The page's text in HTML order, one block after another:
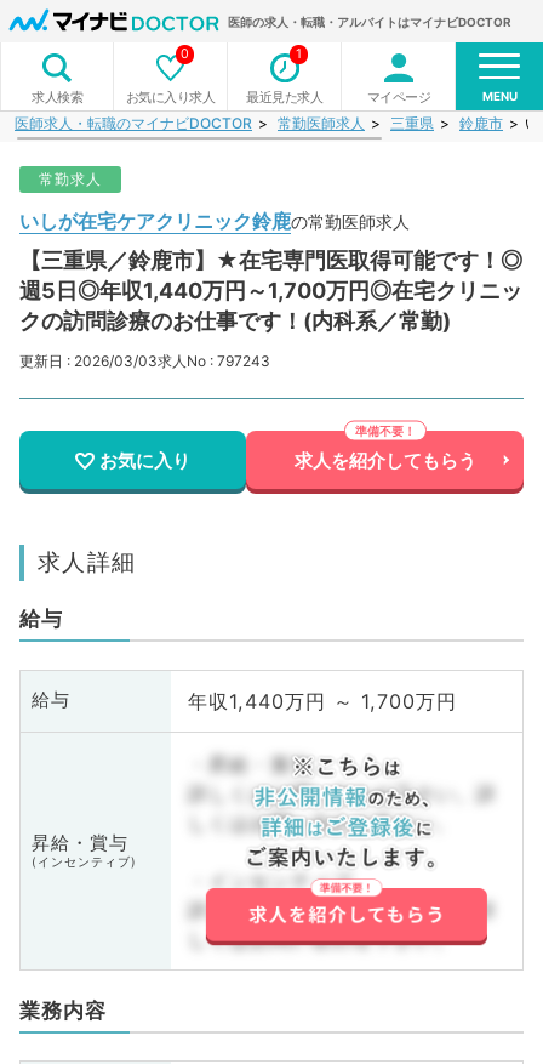
医師の求人・転職・アルバイトはマイナビDOCTOR
求人検索 お気に入り求人
0
最近見た求人
1
マイページ MENU
医師求人・転職のマイナビDOCTOR 常勤医師求人 三重県 鈴鹿市
常勤求人
いしが在宅ケアクリニック鈴鹿の常勤医師求人
【三重県／鈴鹿市】★在宅専門医取得可能です！◎
週5日◎年収1,440万円～1,700万円◎在宅クリニッ
クの訪問診療のお仕事です！(内科系／常勤)
更新日 : 2026/03/03求人No : 797243
お気に入り 求人を紹介してもらう
求人詳細
給与
給与 年収1,440万円 ～ 1,700万円
昇給・賞与
(インセンティブ)
・昇給・賞与
詳しくはお問い合わせ下さい。詳
しくはお問い合わせ下さい。
・インセンティブ
詳しくはお問い合わせ下さい。詳
しくはお問い合わせ下さい。
業務内容